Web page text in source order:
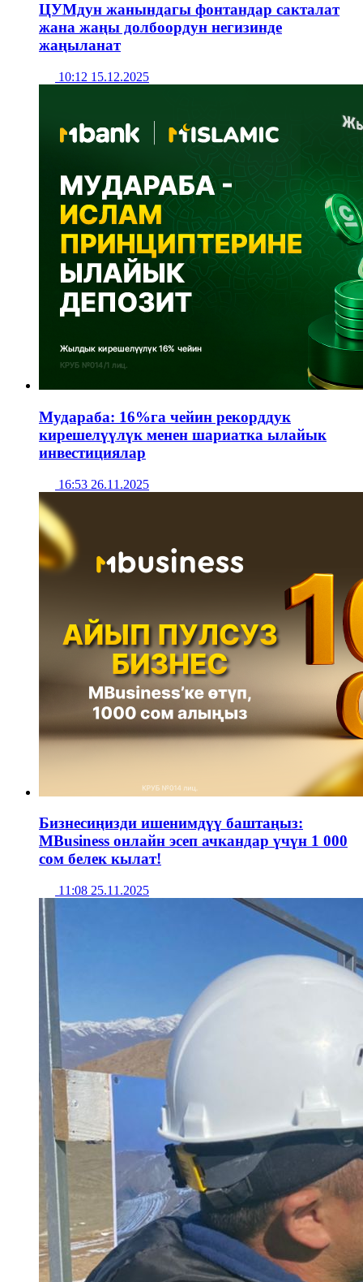
ЦУМдун жанындагы фонтандар сакталат
жана жаңы долбоордун негизинде
жаңыланат
10:12 15.12.2025
Мудараба: 16%га чейин рекорддук
кирешелүүлүк менен шариатка ылайык
инвестициялар
16:53 26.11.2025
Бизнесиңизди ишенимдүү баштаңыз:
MBusiness онлайн эсеп ачкандар үчүн 1 000
сом белек кылат!
11:08 25.11.2025